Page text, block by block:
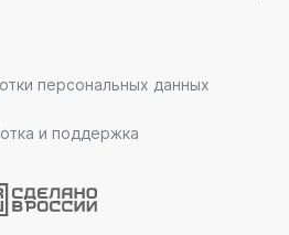
персональных данных
и поддержка